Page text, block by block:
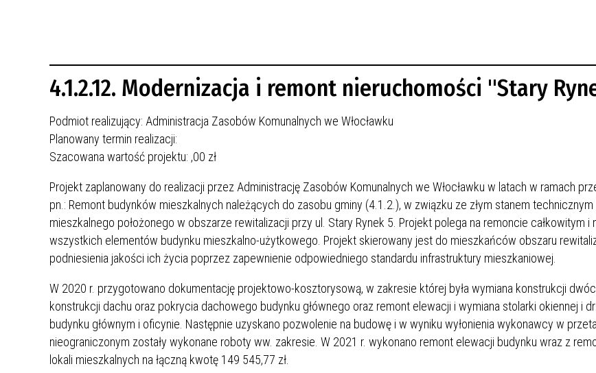
4.1.2.12. Modernizacja i remont nieruchomości "Stary
Podmiot realizujący: Administracja Zasobów Komunalnych we Włocławku
Planowany termin realizacji:
Szacowana wartość projektu: ,00 zł
Projekt zaplanowany do realizacji przez Administrację Zasobów Komunalnych we Włocławku w latach w ramach
pn.: Remont budynków mieszkalnych należących do zasobu gminy (4.1.2.), w związku ze złym stanem technicznym
mieszkalnego położonego w obszarze rewitalizacji przy ul. Stary Rynek 5. Projekt polega na remoncie całkowitym i
wszystkich elementów budynku mieszkalno-użytkowego. Projekt skierowany jest do mieszkańców obszaru
podniesienia jakości ich życia poprzez zapewnienie odpowiedniego standardu infrastruktury mieszkaniowej.
W 2020 r. przygotowano dokumentację projektowo-kosztorysową, w zakresie której była wymiana konstrukcji
konstrukcji dachu oraz pokrycia dachowego budynku głównego oraz remont elewacji i wymiana stolarki okiennej i
budynku głównym i oficynie. Następnie uzyskano pozwolenie na budowę i w wyniku wyłonienia wykonawcy w
nieograniczonym zostały wykonane roboty ww. zakresie. W 2021 r. wykonano remont elewacji budynku wraz z
lokali mieszkalnych na łączną kwotę 149 545,77 zł.